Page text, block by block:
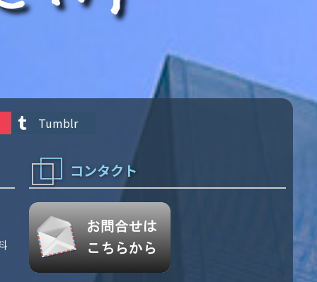
コンタクト
Tumblr